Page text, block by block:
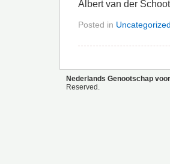
Albert van der
Posted in Uncategorized
Nederlands Genootschap
Reserved.